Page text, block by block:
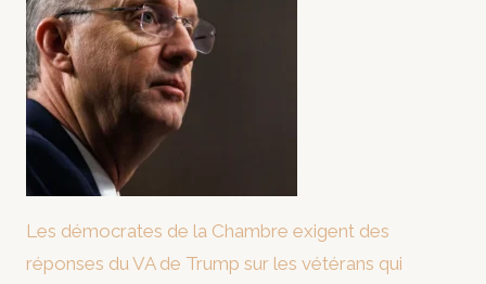
Les démocrates de la Chambre exigent des
réponses du VA de Trump sur les vétérans qui